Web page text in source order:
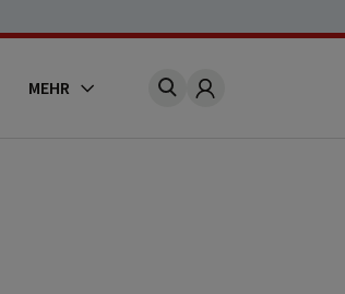
MEHR Account